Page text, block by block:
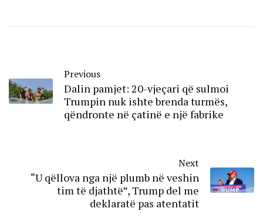
Previous
Dalin pamjet: 20-vjeçari që sulmoi
Trumpin nuk ishte brenda turmës,
qëndronte në çatinë e një fabrike
Next
“U qëllova nga një plumb në veshin
tim të djathtë”, Trump del me
deklaratë pas atentatit